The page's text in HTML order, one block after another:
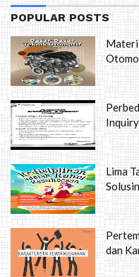
POPULAR POSTS
Materi
Lima
dan